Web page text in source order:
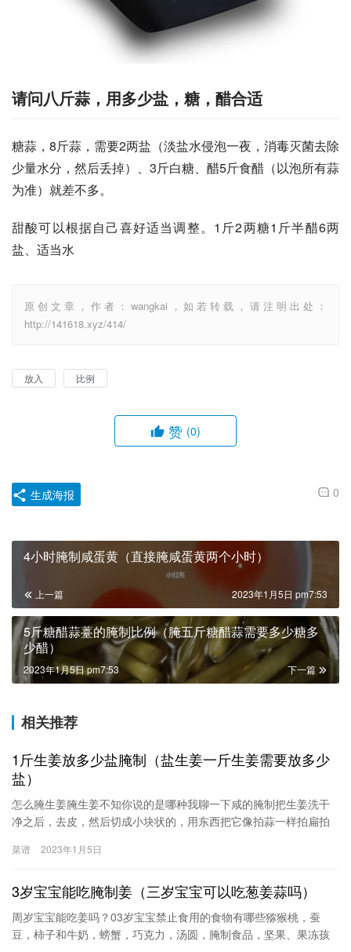
请问八斤蒜，用多少盐，糖，醋合适
糖蒜，8斤蒜，需要2两盐（淡盐水侵泡一夜，消毒灭菌去除
少量水分，然后丢掉）、3斤白糖、醋5斤食醋（以泡所有蒜
为准）就差不多。
甜酸可以根据自己喜好适当调整。1斤2两糖1斤半醋6两
盐、适当水
原创文章，作者：wangkai，如若转载，请注明出处：
http://141618.xyz/414/
放入 比例
赞 (0)
0
生成海报
4小时腌制咸蛋黄（直接腌咸蛋黄两个小时）
上一篇 2023年1月5日 pm7:53
5斤糖醋蒜薹的腌制比例（腌五斤糖醋蒜需要多少糖多
少醋）
下一篇
2023年1月5日 pm7:53
相关推荐
1斤生姜放多少盐腌制（盐生姜一斤生姜需要放多少
盐）
怎么腌生姜腌生姜不知你说的是哪种我聊一下咸的腌制把生姜洗干
净之后，去皮，然后切成小块状的，用东西把它像拍蒜一样拍扁拍
一个干净的容器装好放进冰箱里，想要吃的时候拿点出来，然后加
果没有冰箱可以每次做一点点即时吃就可以。腌嫩姜
菜谱 2023年1月5日
3岁宝宝能吃腌制姜（三岁宝宝可以吃葱姜蒜吗）
周岁宝宝能吃姜吗？03岁宝宝禁止食用的食物有哪些猕猴桃，蚕
豆，柿子和牛奶，螃蟹，巧克力，汤圆，腌制食品，坚果、果冻孩